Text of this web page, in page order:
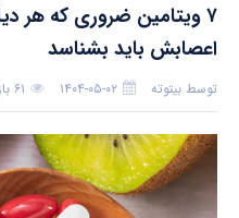
۷ ویتامین ضروری که هر
اعصابش باید بشناسد
توسط بیتوته ۱۴۰۴-۰۵-۰۲ ۶۱ بازدید